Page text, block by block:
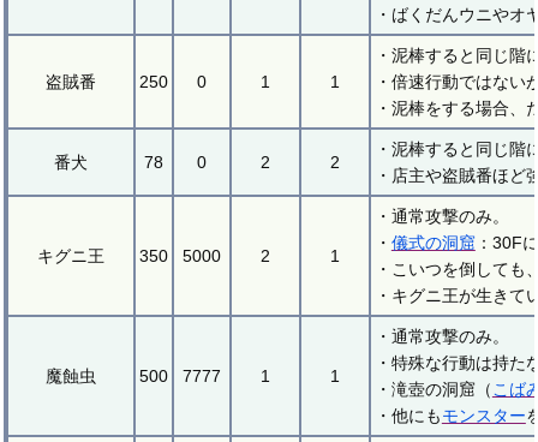
・ばくだんウニや
盗賊番 250 0 1 1
・泥棒すると同じ階
・倍速行動ではない
・泥棒をする場合
番犬 78 0 2 2
・泥棒すると同じ階
・店主や盗賊番ほど
キグニ王 350 5000 2 1
・通常攻撃のみ。
・ 儀式の洞窟：30F
・こいつを倒しても
・キグニ王が生き
魔蝕虫 500 7777 1 1
・通常攻撃のみ。
・特殊な行動は持た
・滝壺の洞窟（こば
・他にもモンスター